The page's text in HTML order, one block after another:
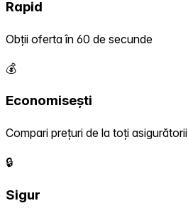
Rapid
Obții oferta în 60 de secunde
💰
Economisești
Compari prețuri de la toți asigurătorii
🔒
Sigur